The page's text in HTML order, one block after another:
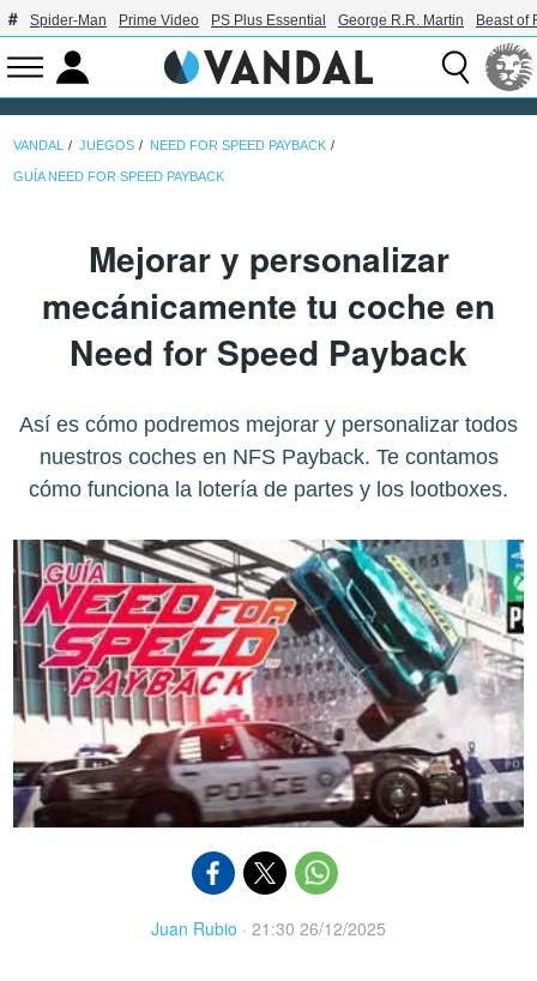
Spider-Man Prime Video PS Plus Essential George R.R. Martin Beast of
VANDAL JUEGOS NEED FOR SPEED PAYBACK
GUÍA NEED FOR SPEED PAYBACK
Mejorar y personalizar
mecánicamente tu coche en
Need for Speed Payback
Así es cómo podremos mejorar y personalizar todos
nuestros coches en NFS Payback. Te contamos
cómo funciona la lotería de partes y los lootboxes.
Juan Rubio · 21:30 26/12/2025